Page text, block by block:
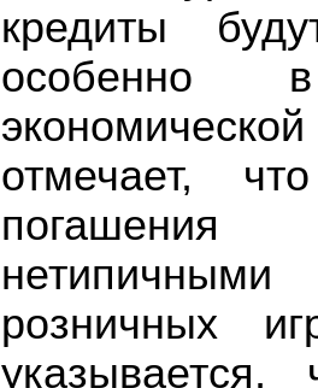
кредиты
особенно
отмечает,
розничных
указывается,